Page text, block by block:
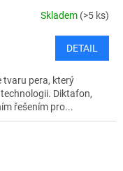
Skladem (>5 ks)
DETAIL
tvaru pera, který
Diktafon,
řešením pro...